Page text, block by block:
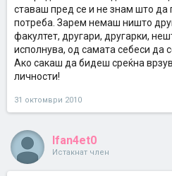
ставаш пред се и не знам што да
потреба. Зарем немаш ништо
факултет, другари, другарки,
исполнува, од самата себеси да
Ако сакаш да бидеш среќна
личности!
31 октомври 2010
Ifan4et0
Истакнат член